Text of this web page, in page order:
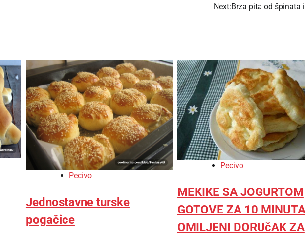
Next:Brza pita od špinata
Pecivo
Jednostavne turske
pogačice
Pecivo
MEKIKE SA JOGURTOM
GOTOVE ZA 10
OMILJENI DORUčAK ZA